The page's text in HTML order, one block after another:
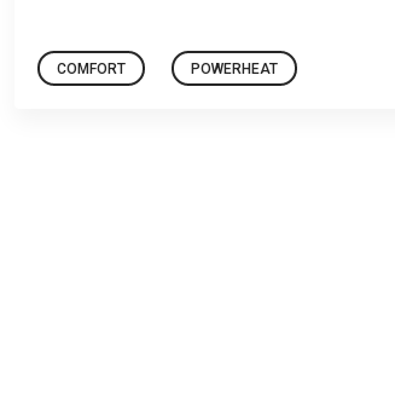
COMFORT POWERHEAT